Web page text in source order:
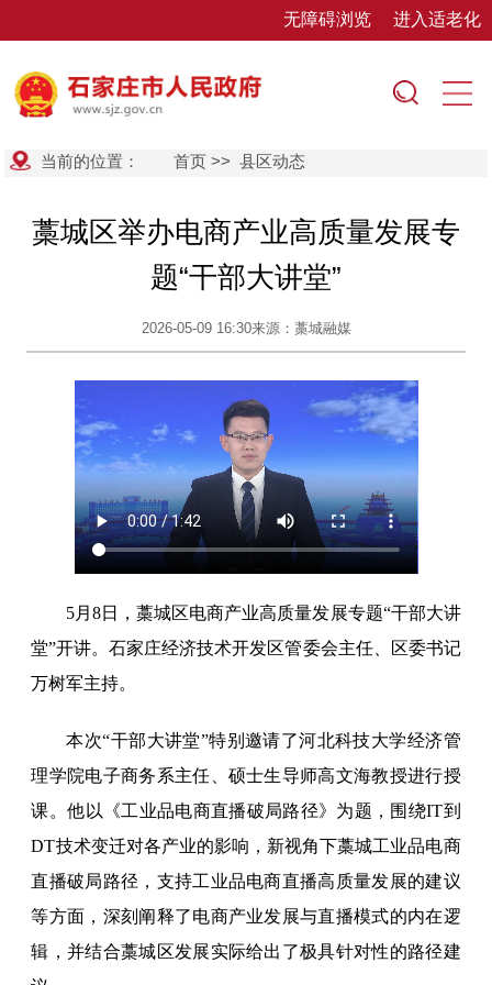
无障碍浏览 进入适老化
当前的位置： 首页 >>县区动态
藁城区举办电商产业高质量发展专
题“干部大讲堂”
2026-05-09 16:30来源：藁城融媒
5月8日，藁城区电商产业高质量发展专题“干部大讲
堂”开讲。石家庄经济技术开发区管委会主任、区委书记
万树军主持。
本次“干部大讲堂”特别邀请了河北科技大学经济管
理学院电子商务系主任、硕士生导师高文海教授进行授
课。他以《工业品电商直播破局路径》为题，围绕IT到
DT技术变迁对各产业的影响，新视角下藁城工业品电商
直播破局路径，支持工业品电商直播高质量发展的建议
等方面，深刻阐释了电商产业发展与直播模式的内在逻
辑，并结合藁城区发展实际给出了极具针对性的路径建